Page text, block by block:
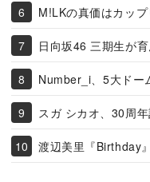
M!LKの真価はカッ
日向坂46 三期生が
Number_i、5大ドー
スガ シカオ、30周
渡辺美里『Birthday